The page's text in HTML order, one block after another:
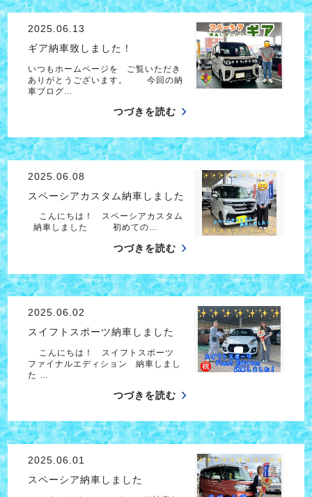
2025.06.13
ギア納車致しました！
いつもホームページを ご覧いただき
ありがとうございます。 今回の納
車ブログ…
つづきを読む
2025.06.08
スペーシアカスタム納車しました
こんにちは！ スペーシアカスタム
納車しました 初めての…
つづきを読む
2025.06.02
スイフトスポーツ納車しました
こんにちは！ スイフトスポーツ
ファイナルエディション 納車しまし
た …
つづきを読む
2025.06.01
スペーシア納車しました